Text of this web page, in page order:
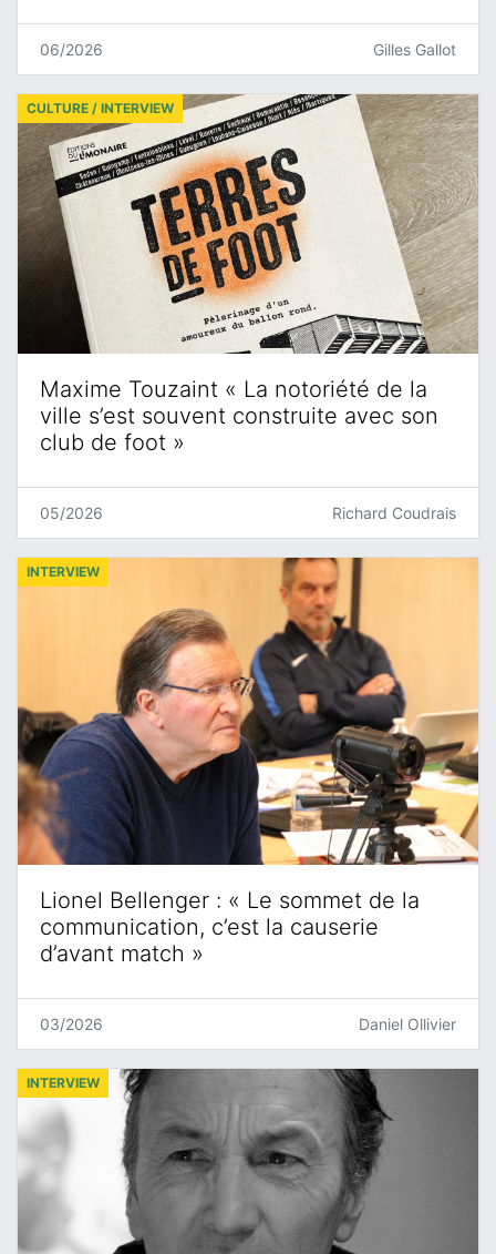
06/2026 Gilles Gallot
Maxime Touzaint « La notoriété de la
ville s’est souvent construite avec son
club de foot »
CULTURE / INTERVIEW
05/2026 Richard Coudrais
Lionel Bellenger : « Le sommet de la
communication, c’est la causerie
d’avant match »
INTERVIEW
03/2026 Daniel Ollivier
INTERVIEW